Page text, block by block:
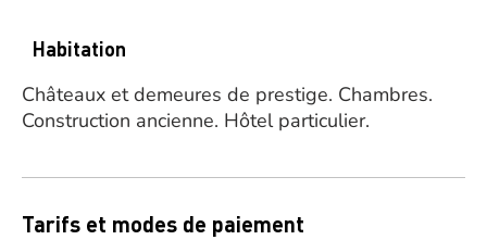
Habitation
Châteaux et demeures de prestige. Chambres.
Construction ancienne. Hôtel particulier.
Tarifs et modes de paiement